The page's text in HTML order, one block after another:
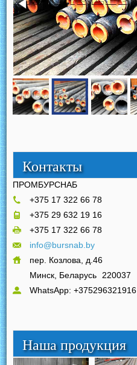
Контакты
ПРОМБУРСНАБ
+375 17 322 66 78
+375 29 632 19 16
+375 17 322 66 78
info@bursnab.by
пер. Козлова, д.46
Минск, Беларусь
220037
WhatsApp: +375296321916
Наша продукция